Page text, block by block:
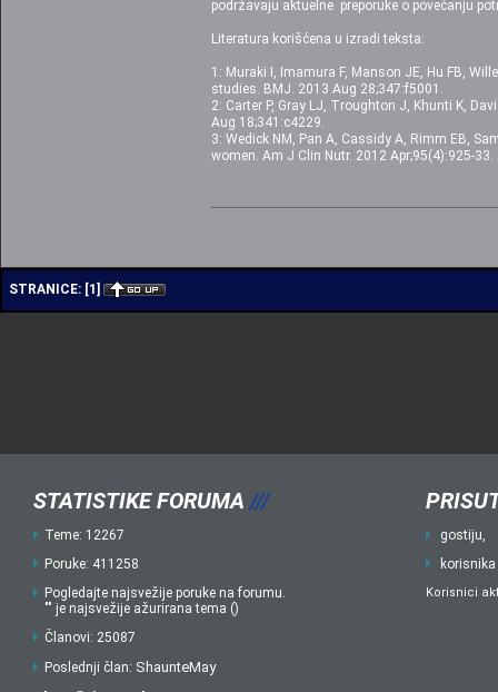
podržavaju aktuelne preporuke o povećanju
Literatura korišćena u izradi teksta:
1: Muraki I, Imamura F, Manson JE, Hu FB,
studies. BMJ. 2013 Aug 28;347:f5001.
2: Carter P, Gray LJ, Troughton J, Khunti K,
Aug 18;341:c4229.
3: Wedick NM, Pan A, Cassidy A, Rimm EB,
women. Am J Clin Nutr. 2012 Apr;95(4):925-33.
STRANICE: [1 ]
STATISTIKE FORUMA ///
Teme: 12267
Poruke: 411258
Pogledajte najsvežije poruke na forumu.
"" je najsvežije ažurirana tema ()
Članovi: 25087
Poslednji član: ShaunteMay
gostiju,
korisnika
Korisnici